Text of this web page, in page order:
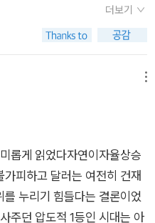
불평등 문제도 차세대 첨단 기
서 급격히 확대될 것이다.인
동인구가 증가하면 성장 속도
늘어난다. 노동 연령층 성
외에도 채권, 주식, 부동산에
한다. 반면 아동과 노인은 주
재성장률이 상승하는 것처
은 자연이자율을 높이는 경향
저축률이 증가하는 등 저축을
는 것이 더 쉬울 것 같다. 그
아닐지라도 그렇게 대체하
1980년을 정점으로 꾸준히
'을 찍고 이제 서서히 오름세
그리고 향후 전망은 꾸준히
고점을 향하여 올라갈 거라
'가 늘어나면서 시중에 돈이
플레이션이 발생하지 않도록
내려서 통화안정을 꾀할 수
더는 감당할 수 없을 정도로
책 <머니 쇼크>는 자연이자
게 움직이며 세계 경제를 쥐
전 세계에 어떻게 저금리 시
자면 과거에는 비교적 자금
. . 베이비붐 세대 은퇴 자금
고 전 세계적인 추세 성장률
다. 그러나 이 책은 꾸준히 하
승세로 돌아서고 있음을 경고
더보기
롭게 읽었다자연이자율상승
피하고 달러는 여전히 건재
누리기 힘들다는 결론이었
주던 압도적 1등인 시대는 아